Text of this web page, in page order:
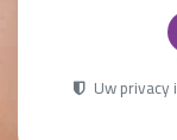
Uw